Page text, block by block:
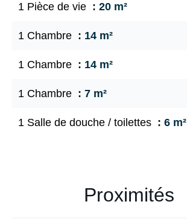
1 Pièce de vie 20 m²
1 Chambre 14 m²
1 Chambre 14 m²
1 Chambre 7 m²
1 Salle de douche / toilettes 6 m²
Proximités